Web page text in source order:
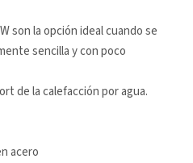
son la opción ideal cuando se
sencilla y con poco
de la calefacción por agua.
acero